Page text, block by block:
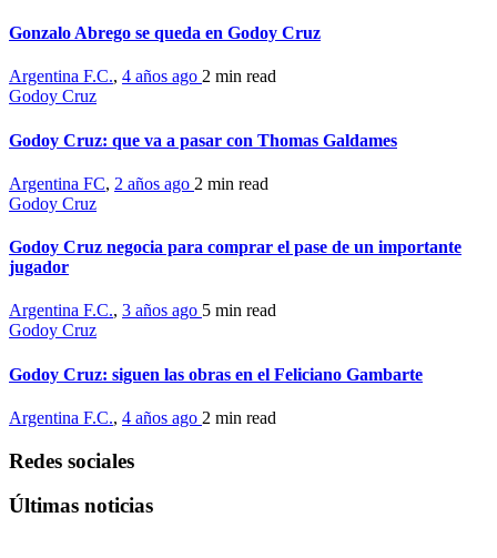
Gonzalo Abrego se queda en Godoy Cruz
Argentina F.C., 4 años ago 2 min read
Godoy Cruz
Godoy Cruz: que va a pasar con Thomas Galdames
Argentina FC, 2 años ago 2 min read
Godoy Cruz
Godoy Cruz negocia para comprar el pase de un importante
jugador
Argentina F.C., 3 años ago 5 min read
Godoy Cruz
Godoy Cruz: siguen las obras en el Feliciano Gambarte
Argentina F.C., 4 años ago 2 min read
Redes sociales
Últimas noticias